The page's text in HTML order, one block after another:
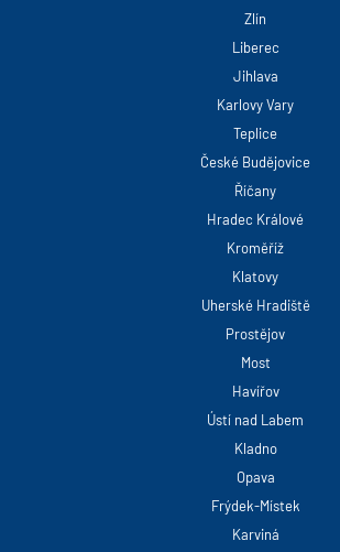
Zlín
Liberec
Jihlava
Karlovy Vary
Teplice
České Budějovice
Říčany
Hradec Králové
Kroměříž
Klatovy
Uherské Hradiště
Prostějov
Most
Havířov
Ústí nad Labem
Kladno
Opava
Frýdek-Místek
Karviná